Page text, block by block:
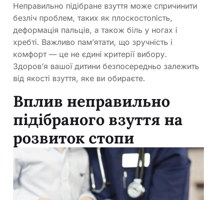
Неправильно підібране взуття може спричинити
безліч проблем, таких як плоскостопість,
деформація пальців, а також біль у ногах і
хребті. Важливо пам’ятати, що зручність і
комфорт — це не єдині критерії вибору.
Здоров’я вашої дитини безпосередньо залежить
від якості взуття, яке ви обираєте.
Вплив неправильно
підібраного взуття на
розвиток стопи